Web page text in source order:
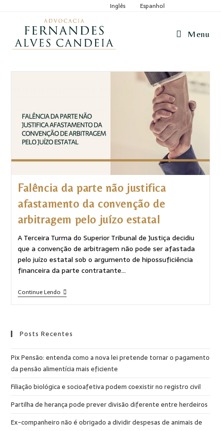
Inglês Espanhol
Menu
Falência da parte não justifica
afastamento da convenção de
arbitragem pelo juízo estatal
A Terceira Turma do Superior Tribunal de Justiça decidiu
que a convenção de arbitragem não pode ser afastada
pelo juízo estatal sob o argumento de hipossuficiência
financeira da parte contratante…
Continue Lendo
Posts Recentes
Pix Pensão: entenda como a nova lei pretende tornar o pagamento
da pensão alimentícia mais eficiente
Filiação biológica e socioafetiva podem coexistir no registro civil
Partilha de herança pode prever divisão diferente entre herdeiros
Ex-companheiro não é obrigado a dividir despesas de animais de